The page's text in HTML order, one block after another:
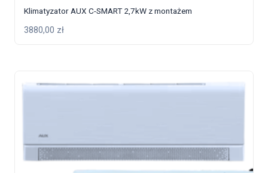
Klimatyzator AUX C-SMART 2,7kW z montażem
3880,00 zł